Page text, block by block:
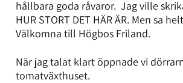
hållbara goda råvaror. Jag ville
HUR STORT DET HÄR ÄR. Men sa
Välkomna till Högbos Friland.
När jag talat klart öppnade vi
tomatväxthuset.